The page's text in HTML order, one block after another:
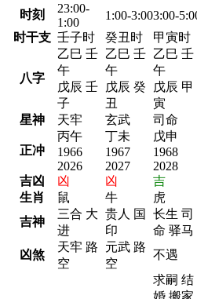
时刻
23:00-
1:00
1:00-3:003:00-
时干支 壬子时 癸丑时 甲寅时
八字
乙巳 壬
午
戊辰 壬
子
乙巳 壬
午
戊辰 癸
丑
乙巳 壬
午
戊辰 甲
寅
星神
天牢 玄武 司命
正冲
丙午
1966
2026
丁未
1967
2027
戊申
1968
2028
吉凶
凶 凶 吉
生肖
鼠 牛 虎
吉神
三合 大
进
贵人 国
印
长生 司
命 驿马
凶煞
天牢 路
空
元武 路
空
不遇
求嗣 结
婚 搬家